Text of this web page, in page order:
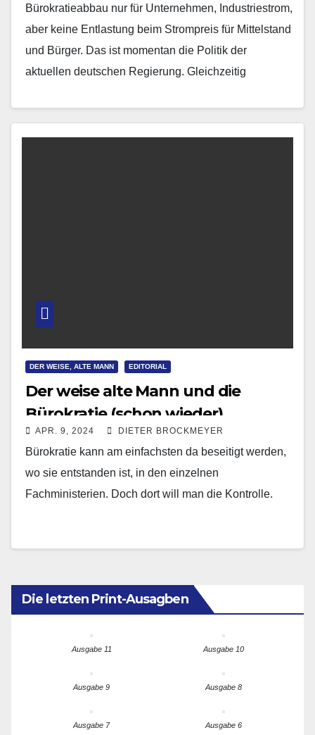
Bürokratieabbau nur für Unternehmen, Industriestrom,
aber keine Entlastung beim Strompreis für Mittelstand
und Bürger. Das ist momentan die Politik der
aktuellen deutschen Regierung. Gleichzeitig
DER WEISE, ALTE MANN EDITORIAL
Der weise alte Mann und die
Bürokratie (schon wieder)
APR. 9, 2024 DIETER BROCKMEYER
Bürokratie kann am einfachsten da beseitigt werden,
wo sie entstanden ist, in den einzelnen
Fachministerien. Doch dort will man die Kontrolle.
Die letzten Print-Ausagben
Ausgabe 11 Ausgabe 10
Ausgabe 9 Ausgabe 8
Ausgabe 7 Ausgabe 6